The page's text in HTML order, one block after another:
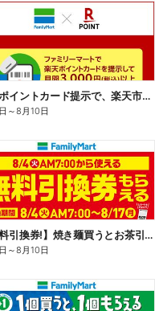
楽天ポイントカード提示で、楽天市場でのお買い物がおトクに!
～8月10日
【無料引換券!】焼き麺買うとお茶引換券貰える!
～8月10日